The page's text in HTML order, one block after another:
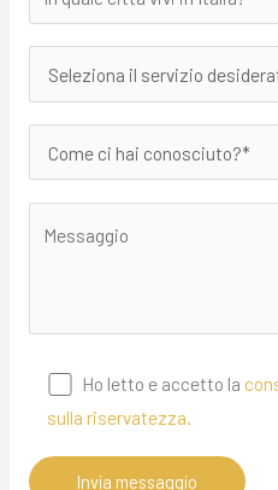
Ho letto e accetto la
sulla riservatezza.